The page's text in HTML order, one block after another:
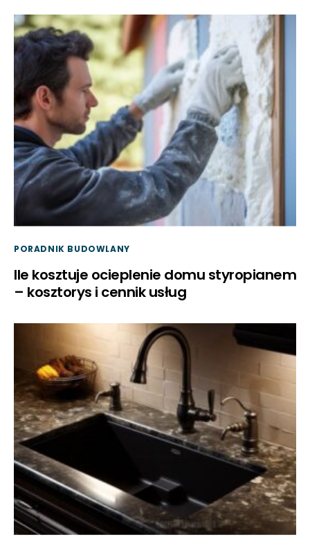
PORADNIK BUDOWLANY
Ile kosztuje ocieplenie domu styropianem
– kosztorys i cennik usług